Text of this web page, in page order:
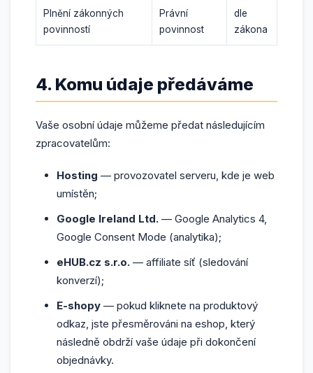
Plnění zákonných
povinností
Právní
povinnost
dle
zákona
4. Komu údaje předáváme
Vaše osobní údaje můžeme předat následujícím
zpracovatelům:
Hosting — provozovatel serveru, kde je web
umístěn;
Google Ireland Ltd. — Google Analytics 4,
Google Consent Mode (analytika);
eHUB.cz s.r.o. — affiliate síť (sledování
konverzí);
E-shopy — pokud kliknete na produktový
odkaz, jste přesměrováni na eshop, který
následně obdrží vaše údaje při dokončení
objednávky.